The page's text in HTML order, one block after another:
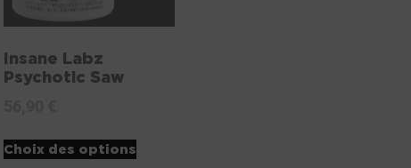
Insane Labz
Psychotic Saw
Choix des options